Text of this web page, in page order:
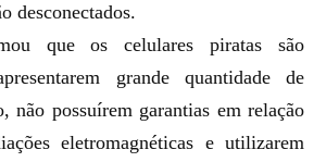
desconectados.
que os celulares piratas são
grande quantidade de
não possuírem garantias em relação
eletromagnéticas e utilizarem